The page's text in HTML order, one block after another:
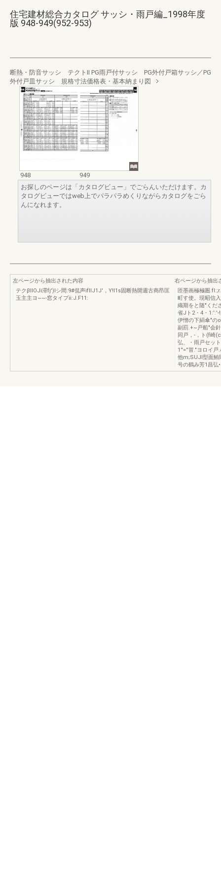
住宅建材総合カタログ サッシ・雨戸編_1998年度
版 948-949(952-953)
断熱・防音サッシ テクトⅡ PG雨戸付サッシ PG外付戸箱サッシ／PG
外付戸皿サッシ 規格寸法価格表・基本納まり図
948
949
お探しのページは「カタログビュー」でごらんいただけます。カ
タログビューではweb上でパラパラめくりながらカタログをごら
んになれます。
左ページから抽出された内容
テクβIIOJi滞fj')lシ間:9#侃声ifIIJ1J'，Y!l1s固断熱開週古商昂匡
玉主主ヨ~~-窓タイプii:J.F11:
右ページから抽出
匝墨画極極圏
町す使。現昭信
織期をと随"くだ
省Jト2・4・1:':'-
伊憎の下絹傘"の
副罰.+~戸船"会
同戸，-，ト(f崎
弘、・雨戸セッ
1''=''冒."ヨロイ
他m;SUJl型面鮪
号の鶴み芳1昌弘•